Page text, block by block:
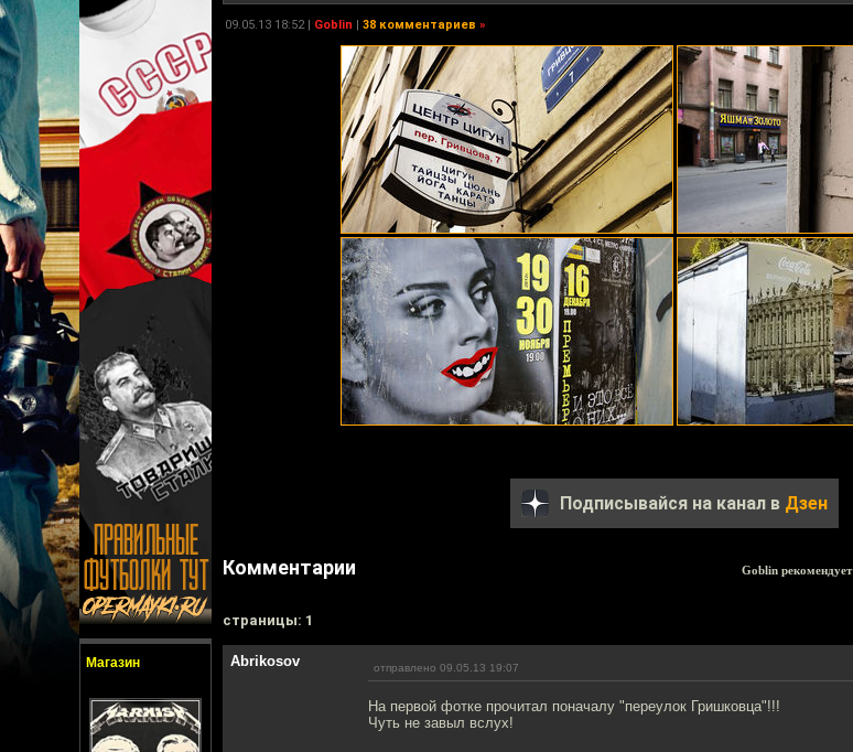
Магазин
09.05.13 18:52 | Goblin | 38 комментариев »
Подписывайся на канал в Дзен
Комментарии Goblin рекомендует
cтраницы: 1
Abrikosov отправлено 09.05.13 19:07
На первой фотке прочитал поначалу "переулок Гришковца"!!!
Чуть не завыл вслух!